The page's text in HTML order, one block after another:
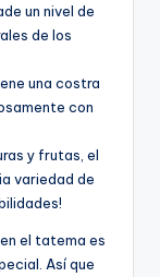
un nivel de
de los
una costra
con
y frutas, el
variedad de
el tatema es
Así que